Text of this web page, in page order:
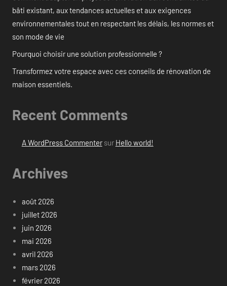
bâti existant, aux tendances actuelles et aux exigences
environnementales tout en respectant les délais, les normes et
son mode de vie
Pourquoi choisir une solution professionnelle ?
Transformez votre espace avec ces conseils de rénovation de
maison essentiels.
Recent Comments
A WordPress Commentersur Hello world!
Archives
août 2026
juillet 2026
juin 2026
mai 2026
avril 2026
mars 2026
février 2026